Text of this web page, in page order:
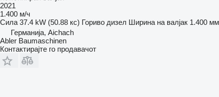
2021
1.400 м/ч
Сила 37.4 kW (50.88 кс) Гориво дизел Ширина на валјак 1.400 мм
Германија, Aichach
Abler Baumaschinen
Контактирајте го продавачот